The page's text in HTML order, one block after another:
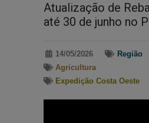
Atualização de
até 30 de junho no
14/05/2026
Região
Agricultura
Expedição Costa Oeste